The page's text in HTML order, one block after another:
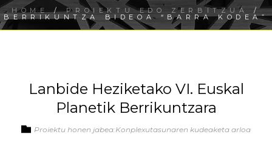
HOME/PROIEKTU EDO ZERBITZUA /
BERRIKUNTZA BIDEOA “BARRA KODEA”
Lanbide Heziketako VI. Euskal
Planetik Berrikuntzara
Proiektu honen jabea:Konplexutasunaren kudeaketa arloa